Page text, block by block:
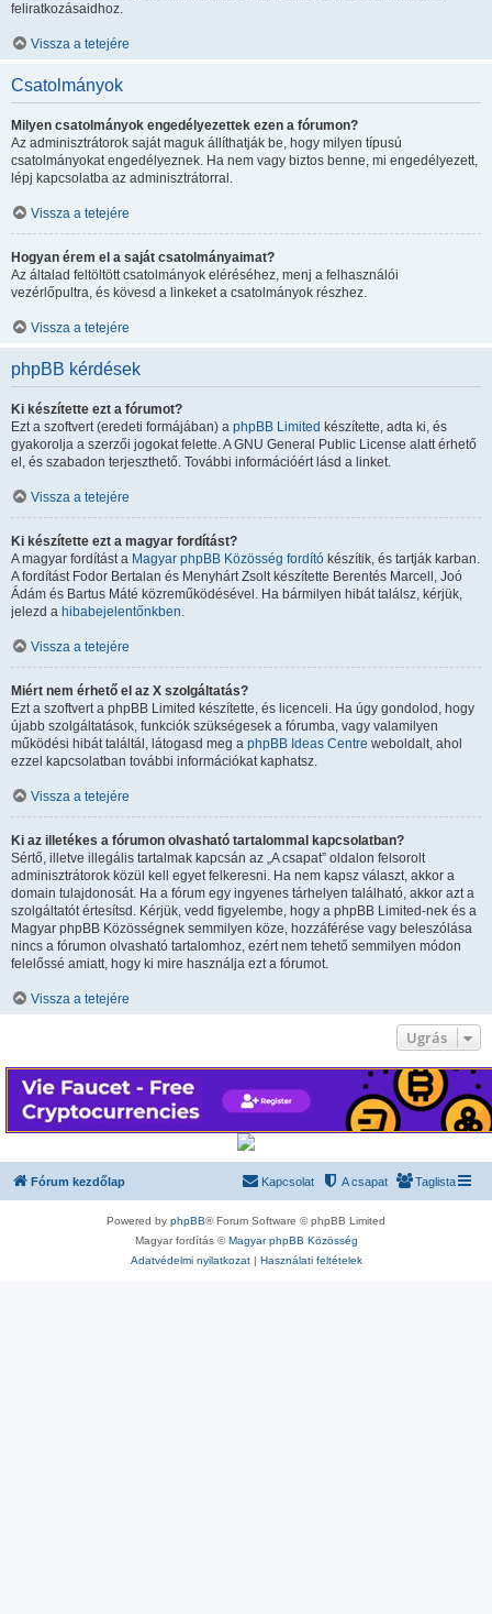
feliratkozásaidhoz.
Vissza a tetejére
Csatolmányok
Milyen csatolmányok engedélyezettek ezen a fórumon?
Az adminisztrátorok saját maguk állíthatják be, hogy milyen típusú
csatolmányokat engedélyeznek. Ha nem vagy biztos benne, mi engedélyezett,
lépj kapcsolatba az adminisztrátorral.
Vissza a tetejére
Hogyan érem el a saját csatolmányaimat?
Az általad feltöltött csatolmányok eléréséhez, menj a felhasználói
vezérlőpultra, és kövesd a linkeket a csatolmányok részhez.
Vissza a tetejére
phpBB kérdések
Ki készítette ezt a fórumot?
Ezt a szoftvert (eredeti formájában) a phpBB Limited készítette, adta ki, és
gyakorolja a szerzői jogokat felette. A GNU General Public License alatt érhető
el, és szabadon terjeszthető. További információért lásd a linket.
Vissza a tetejére
Ki készítette ezt a magyar fordítást?
A magyar fordítást a Magyar phpBB Közösség fordító készítik, és tartják karban.
A fordítást Fodor Bertalan és Menyhárt Zsolt készítette Berentés Marcell, Joó
Ádám és Bartus Máté közreműködésével. Ha bármilyen hibát találsz, kérjük,
jelezd a hibabejelentőnkben.
Vissza a tetejére
Miért nem érhető el az X szolgáltatás?
Ezt a szoftvert a phpBB Limited készítette, és licenceli. Ha úgy gondolod, hogy
újabb szolgáltatások, funkciók szükségesek a fórumba, vagy valamilyen
működési hibát találtál, látogasd meg a phpBB Ideas Centre weboldalt, ahol
ezzel kapcsolatban további információkat kaphatsz.
Vissza a tetejére
Ki az illetékes a fórumon olvasható tartalommal kapcsolatban?
Sértő, illetve illegális tartalmak kapcsán az „A csapat” oldalon felsorolt
adminisztrátorok közül kell egyet felkeresni. Ha nem kapsz választ, akkor a
domain tulajdonosát. Ha a fórum egy ingyenes tárhelyen található, akkor azt a
szolgáltatót értesítsd. Kérjük, vedd figyelembe, hogy a phpBB Limited-nek és a
Magyar phpBB Közösségnek semmilyen köze, hozzáférése vagy beleszólása
nincs a fórumon olvasható tartalomhoz, ezért nem tehető semmilyen módon
felelőssé amiatt, hogy ki mire használja ezt a fórumot.
Vissza a tetejére
Ugrás
Fórum kezdőlap Taglista
A csapat
Kapcsolat
Powered by phpBB® Forum Software © phpBB Limited
Magyar fordítás ©Magyar phpBB Közösség
Adatvédelmi nyilatkozat| Használati feltételek